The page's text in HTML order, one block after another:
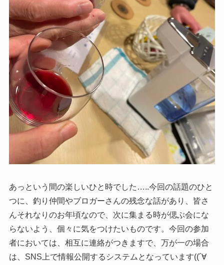
あっという間の楽しいひと時でした…..今回の話題のひと
つに、釣り仲間やブロガーさんの残念な話があり、皆さ
んそれなりのお年頃なので、次に集まる時が偲ぶ会にな
らないよう、個々に気をつけたいものです。今回の参加
者においては、相互に連絡がつきますで、万が一の場合
は、SNS上で情報公開するシステムとなっています((´∀